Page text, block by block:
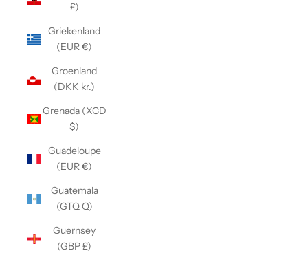
£)
Griekenland
(EUR €)
Groenland
(DKK kr.)
Grenada (XCD
$)
Guadeloupe
(EUR €)
Guatemala
(GTQ Q)
Guernsey
(GBP £)